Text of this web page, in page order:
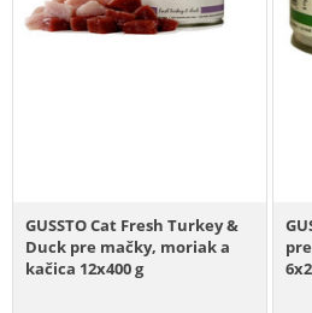
GUSSTO Cat Fresh Turkey &
Duck pre mačky, moriak a
kačica 12x400 g